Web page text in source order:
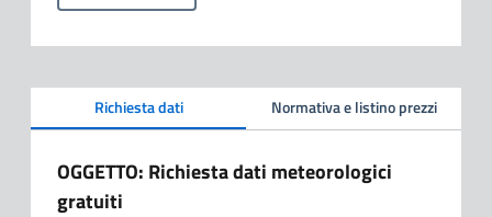
Richiesta dati Normativa e listino prezzi
OGGETTO: Richiesta dati meteorologici
gratuiti